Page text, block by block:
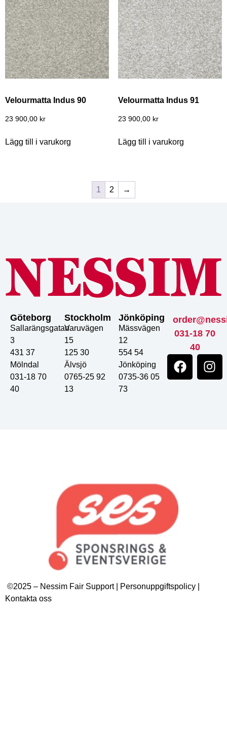
Velourmatta Indus 90
23 900,00 kr
Lägg till i varukorg
Velourmatta Indus 91
23 900,00 kr
Lägg till i varukorg
1 2 →
Göteborg
Sallarängsgatan
3
431 37
Mölndal
031-18 70
40
Stockholm
Varuvägen
15
125 30
Älvsjö
0765-25 92
13
Jönköping
Mässvägen
12
554 54
Jönköping
0735-36 05
73
031-18 70
40
©2025 – Nessim Fair Support | Personuppgiftspolicy |
Kontakta oss